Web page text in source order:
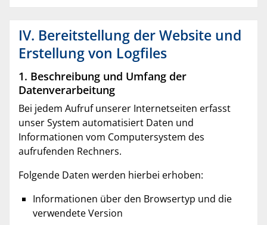
IV. Bereitstellung der Website und
Erstellung von Logfiles
1. Beschreibung und Umfang der
Datenverarbeitung
Bei jedem Aufruf unserer Internetseiten erfasst
unser System automatisiert Daten und
Informationen vom Computersystem des
aufrufenden Rechners.
Folgende Daten werden hierbei erhoben:
Informationen über den Browsertyp und die
verwendete Version